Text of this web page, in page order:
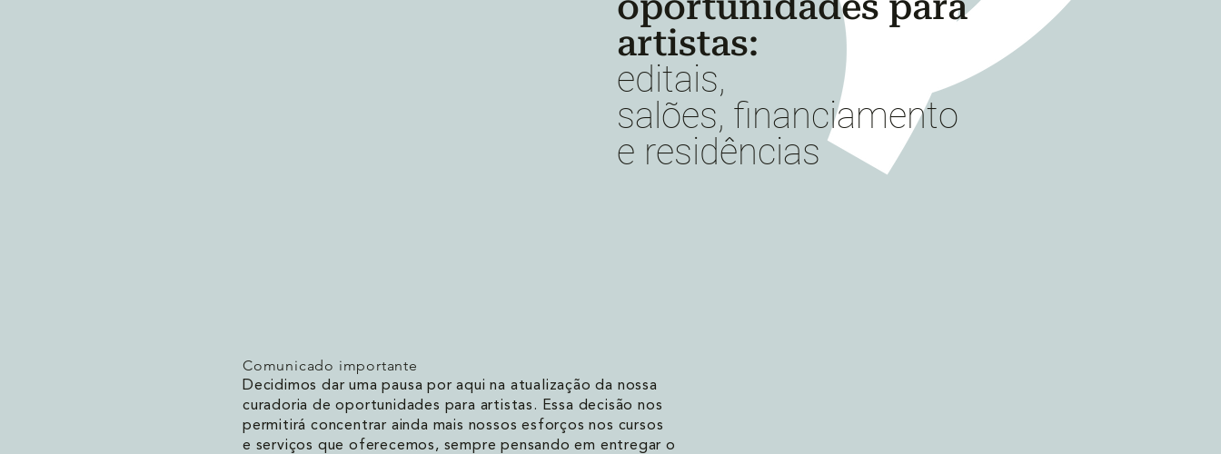
artistas:
editais,
salões, financiamento
e residências
Comunicado importante
Decidimos dar uma pausa por aqui na atualização da nossa
curadoria de oportunidades para artistas. Essa decisão nos
permitirá concentrar ainda mais nossos esforços nos cursos
e serviços que oferecemos, sempre pensando em entregar o